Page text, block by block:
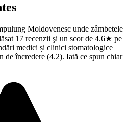
Moldovenesc unde zâmbetele
17 recenzii şi un scor de 4.6★ pe
medici și clinici stomatologice
de încredere (4.2). Iată ce spun chiar